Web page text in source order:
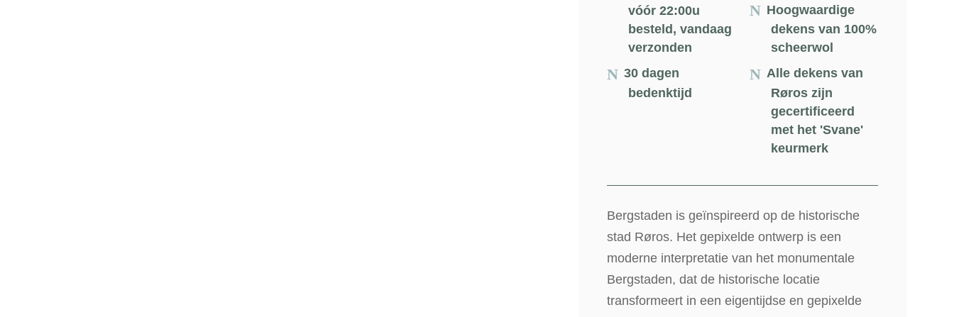
vóór 22:00u
besteld, vandaag
verzonden
30 dagen
bedenktijd
Hoogwaardige
dekens van 100%
scheerwol
Alle dekens van
Røros zijn
gecertificeerd
met het 'Svane'
keurmerk
Bergstaden is geïnspireerd op de historische
stad Røros. Het gepixelde ontwerp is een
moderne interpretatie van het monumentale
Bergstaden, dat de historische locatie
transformeert in een eigentijdse en gepixelde